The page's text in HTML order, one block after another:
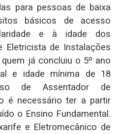
para pessoas de baixa
básicos de acesso
e à idade dos
Eletricista de Instalações
já concluiu o 5º ano
e idade mínima de 18
de Assentador de
é necessário ter a partir
o Ensino Fundamental.
e Eletromecânico de